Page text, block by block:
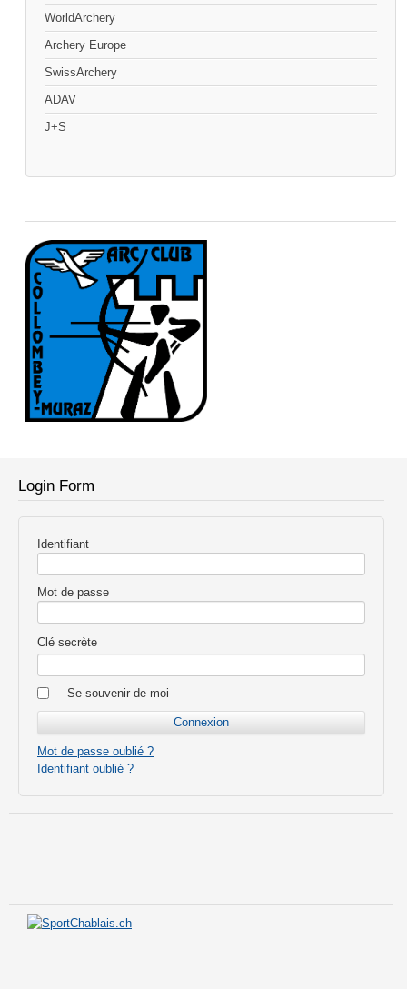
WorldArchery
Archery Europe
SwissArchery
ADAV
J+S
Login Form
Identifiant
Mot de passe
Clé secrète
Se souvenir de moi
Mot de passe oublié ?
Identifiant oublié ?